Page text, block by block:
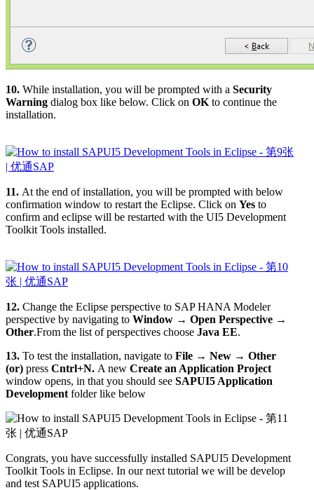
10. While installation, you will be prompted with a Security
Warning dialog box like below. Click on OK to continue the
installation.
11. At the end of installation, you will be prompted with below
confirmation window to restart the Eclipse. Click on Yes to
confirm and eclipse will be restarted with the UI5 Development
Toolkit Tools installed.
12. Change the Eclipse perspective to SAP HANA Modeler
perspective by navigating to Window → Open Perspective →
Other.From the list of perspectives choose Java EE.
13. To test the installation, navigate to File → New → Other
(or) press Cntrl+N. A new Create an Application Project
window opens, in that you should see SAPUI5 Application
Development folder like below
Congrats, you have successfully installed SAPUI5 Development
Toolkit Tools in Eclipse. In our next tutorial we will be develop
and test SAPUI5 applications.